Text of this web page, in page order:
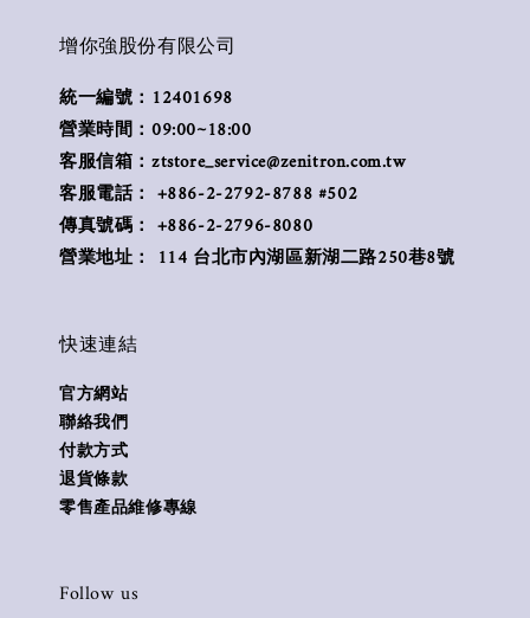
增你強股份有限公司
統一編號：12401698
營業時間：09:00~18:00
客服信箱：ztstore_service@zenitron.com.tw
客服電話： +886-2-2792-8788 #502
傳真號碼： +886-2-2796-8080
營業地址： 114 台北市內湖區新湖二路250巷8號
快速連結
官方網站
聯絡我們
付款方式
退貨條款
零售產品維修專線
Follow us